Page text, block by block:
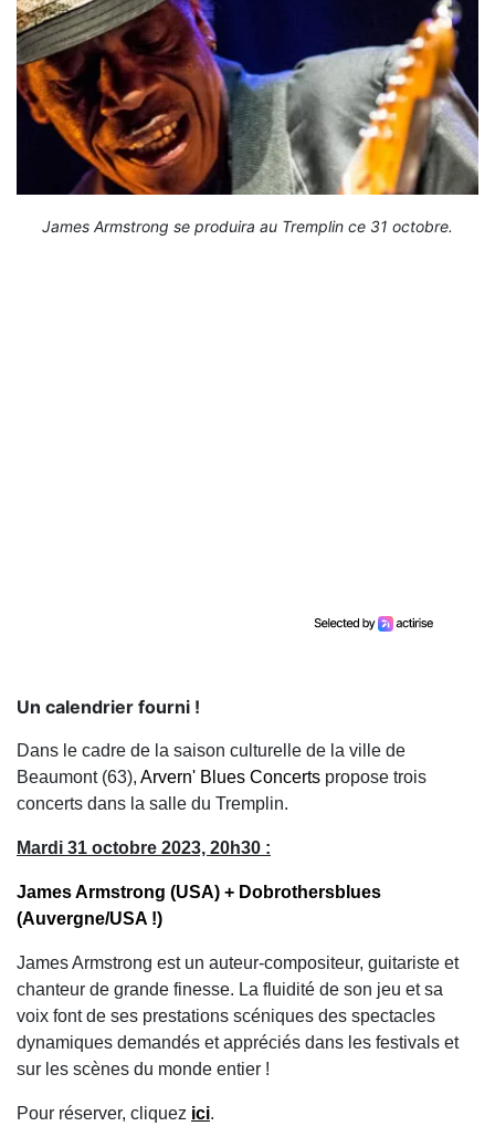
James Armstrong se produira au Tremplin ce 31 octobre.
Un calendrier fourni !
Dans le cadre de la saison culturelle de la ville de
Beaumont (63), Arvern' Blues Concerts propose trois
concerts dans la salle du Tremplin.
Mardi 31 octobre 2023, 20h30 :
James Armstrong (USA) + Dobrothersblues
(Auvergne/USA !)
James Armstrong est un auteur-compositeur, guitariste et
chanteur de grande finesse. La fluidité de son jeu et sa
voix font de ses prestations scéniques des spectacles
dynamiques demandés et appréciés dans les festivals et
sur les scènes du monde entier !
Pour réserver, cliquez ici.